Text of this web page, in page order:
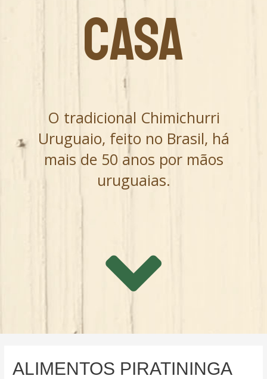
CASA
O tradicional Chimichurri
Uruguaio, feito no Brasil, há
mais de 50 anos por mãos
uruguaias.
ALIMENTOS PIRATININGA